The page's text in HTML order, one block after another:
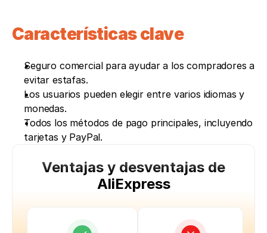
Características clave
Seguro comercial para ayudar a los compradores a
evitar estafas.
Los usuarios pueden elegir entre varios idiomas y
monedas.
Todos los métodos de pago principales, incluyendo
tarjetas y PayPal.
Ventajas y desventajas de
AliExpress